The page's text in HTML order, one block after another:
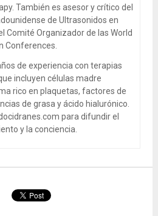
También es asesor y crítico del
de Ultrasonidos en
Comité Organizador de las World
Conferences.
de experiencia con terapias
incluyen células madre
rico en plaquetas, factores de
de grasa y ácido hialurónico.
para difundir el
y la conciencia.